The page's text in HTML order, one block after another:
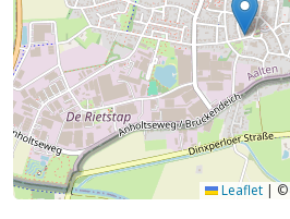
Leaflet | ©